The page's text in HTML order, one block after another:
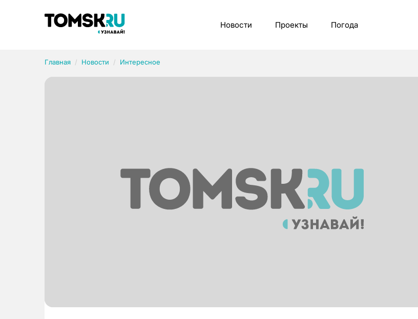
Новости Проекты Погода
Главная Новости Интересное
Рубрики